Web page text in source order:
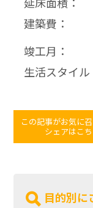
建築費：
竣工月：
生活スタイル
この記事がお気に
シェアはこ
目的別に